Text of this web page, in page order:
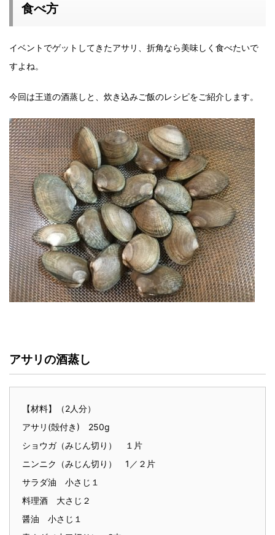
食べ方
イベントでゲットしてきたアサリ、折角なら美味しく食べたいで
すよね。
今回は王道の酒蒸しと、炊き込みご飯のレシピをご紹介します。
アサリの酒蒸し
【材料】（2人分）
アサリ(殻付き) 250g
ショウガ（みじん切り） １片
ニンニク（みじん切り） 1／２片
サラダ油 小さじ１
料理酒 大さじ２
醤油 小さじ１